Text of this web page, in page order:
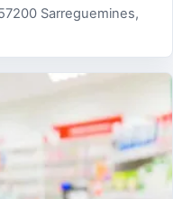
Sarreguemines,